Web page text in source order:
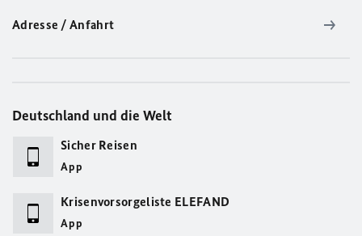
Adresse / Anfahrt
Deutschland und die Welt
Sicher Reisen
App
Krisenvorsorgeliste ELEFAND
App